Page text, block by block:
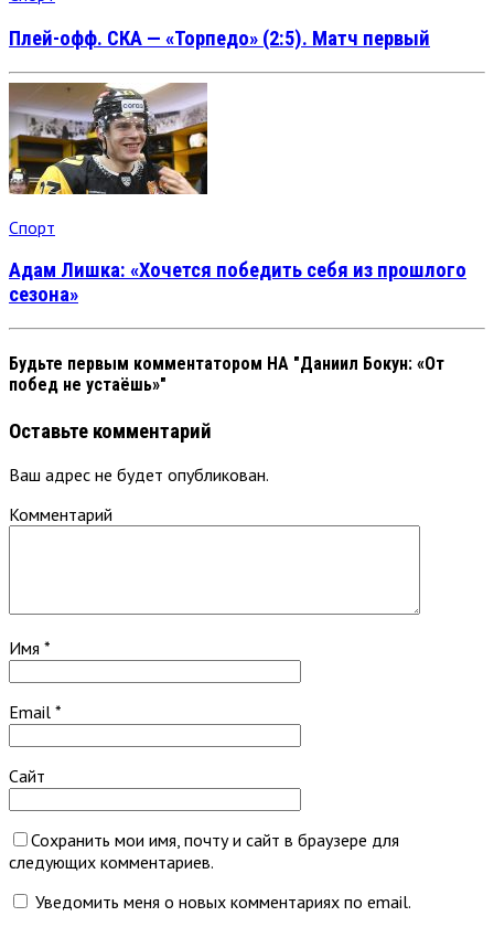
Плей-офф. СКА — «Торпедо» (2:5). Матч первый
Спорт
Адам Лишка: «Хочется победить себя из прошлого
сезона»
Будьте первым комментатором НА "Даниил Бокун: «От
побед не устаёшь»"
Оставьте комментарий
Ваш адрес не будет опубликован.
Комментарий
Имя *
Email *
Сайт
Сохранить мои имя, почту и сайт в браузере для
следующих комментариев.
Уведомить меня о новых комментариях по email.